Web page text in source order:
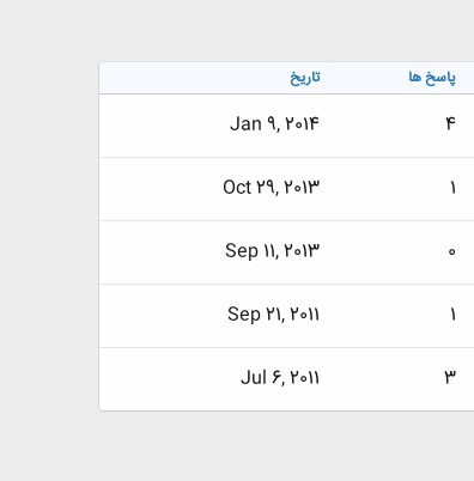
پاسخ ها تاریخ
4
Jan 9, 2014
1
Oct 29, 2013
0
Sep 11, 2013
1
Sep 21, 2011
3
Jul 6, 2011